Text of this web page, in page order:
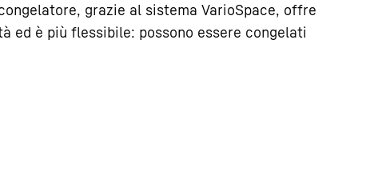
grazie al sistema VarioSpace, offre
ed è più flessibile: possono essere congelati